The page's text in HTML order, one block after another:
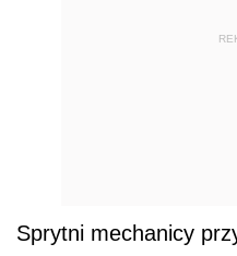
Sprytni mechanicy